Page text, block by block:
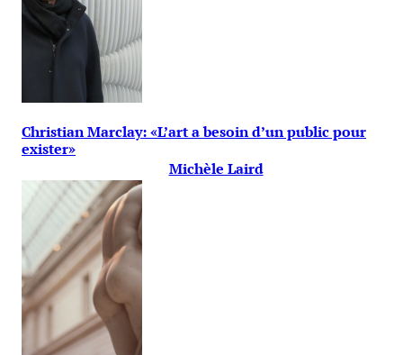
Christian Marclay: «L’art a besoin d’un public pour
exister»
Michèle Laird